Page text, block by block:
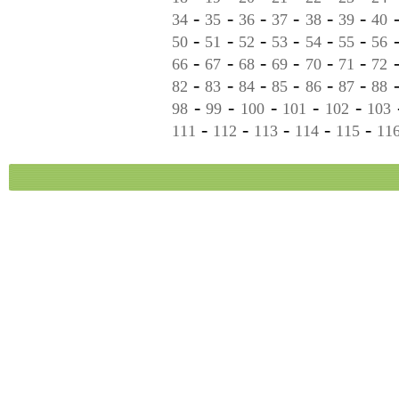
34 - 35 - 36- 37 - 38- 39-40
50 - 51 - 52 - 53 - 54- 55- 56
66 -67 - 68-69 - 70- 71 - 72
82 -83 - 84-85 - 86- 87-88
98 -99 - 100- 101 - 102 - 103
111 - 112 - 113 - 114 - 115 -